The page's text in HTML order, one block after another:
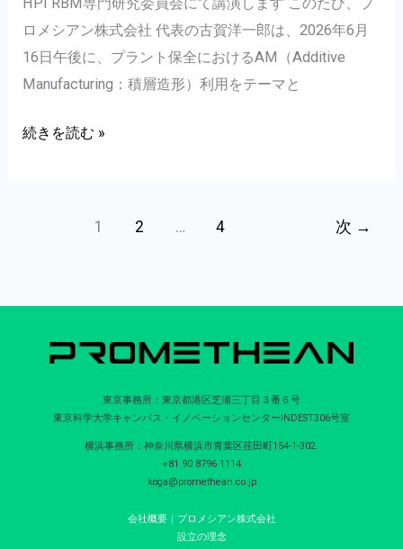
見
据
る
事
ロメシアン株式会社 代表の古賀洋一郎は、2026年6月
16日午後に、プラント保全におけるAM（Additive
Manufacturing：積層造形）利用をテーマと
プ
続きを読む »
1 2 … 4 次 →
東京事務所：東京都港区芝浦三丁目３番６号
東京科学大学キャンパス・イノベーションセンターINDEST306号室
横浜事務所：神奈川県横浜市青葉区荏田町154-1-302.
+81 90 8796 1114
koga@promethean.co.jp
会社概要｜プロメシアン株式会社
設立の理念